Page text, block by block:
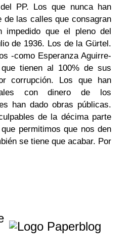
PP. Los que nunca han
de las calles que consagran
impedido que el pleno del
de 1936. Los de la Gürtel.
-como Esperanza Aguirre-
tienen al 100% de sus
corrupción. Los que han
con dinero de los
han dado obras públicas.
de la décima parte
permitimos que nos den
se tiene que acabar. Por